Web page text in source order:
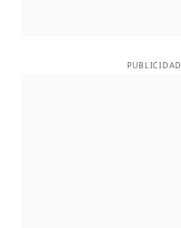
PUBLICIDAD